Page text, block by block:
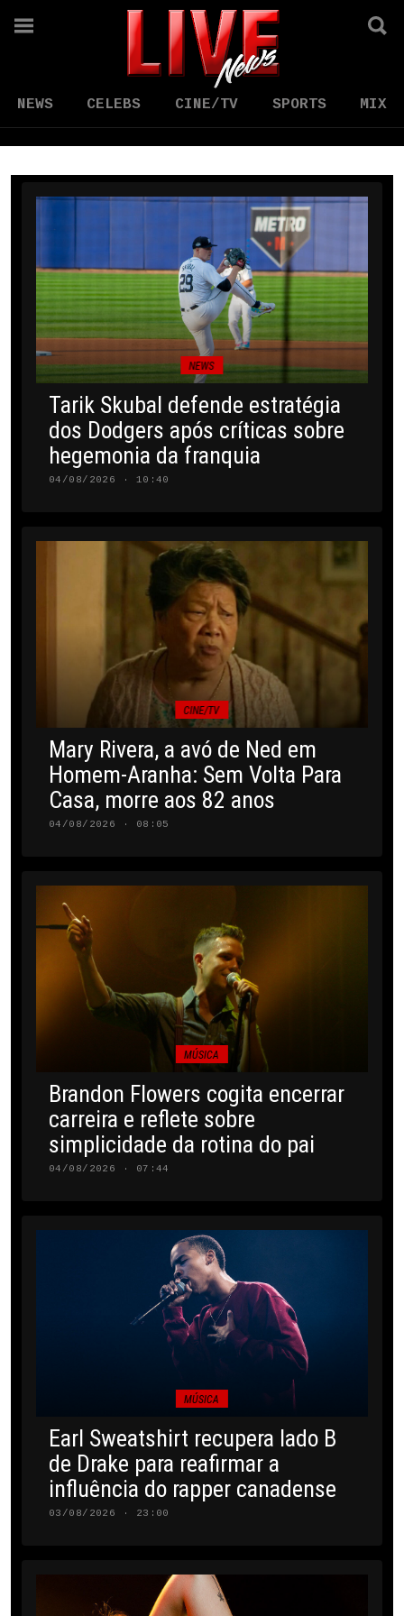
NEWS CELEBS CINE/TV SPORTS MIX
NEWS
Tarik Skubal defende estratégia
dos Dodgers após críticas sobre
hegemonia da franquia
04/08/2026 · 10:40
CINE/TV
Mary Rivera, a avó de Ned em
Homem-Aranha: Sem Volta Para
Casa, morre aos 82 anos
04/08/2026 · 08:05
MÚSICA
Brandon Flowers cogita encerrar
carreira e reflete sobre
simplicidade da rotina do pai
04/08/2026 · 07:44
MÚSICA
Earl Sweatshirt recupera lado B
de Drake para reafirmar a
influência do rapper canadense
03/08/2026 · 23:00